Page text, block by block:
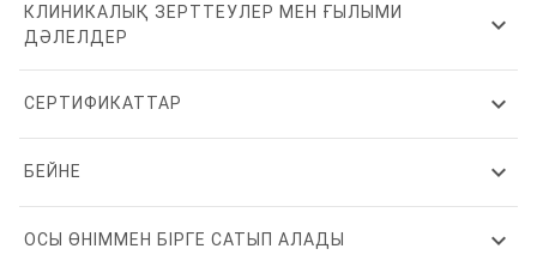
КЛИНИКАЛЫҚ ЗЕРТТЕУЛЕР МЕН ҒЫЛЫМИ
ДӘЛЕЛДЕР
expand_more
СЕРТИФИКАТТАР expand_more
БЕЙНЕ expand_more
ОСЫ ӨНІММЕН БІРГЕ САТЫП АЛАДЫ expand_more